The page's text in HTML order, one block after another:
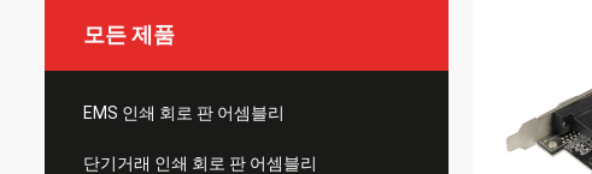
모든 제품
EMS 인쇄 회로 판 어셈블리
단기거래 인쇄 회로 판 어셈블리